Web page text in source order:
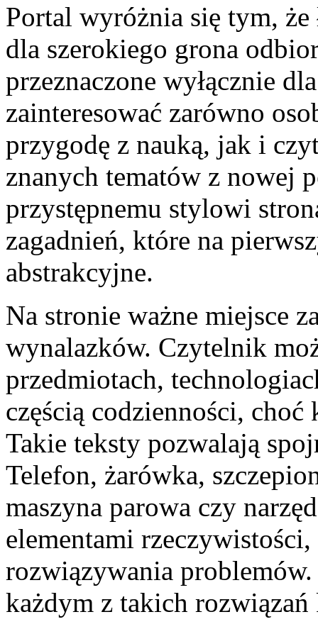
Portal wyróżnia się tym,
dla szerokiego grona
przeznaczone wyłącznie
zainteresować zarówno
przygodę z nauką, jak i
znanych tematów z nowej
przystępnemu stylowi
zagadnień, które na
abstrakcyjne.
Na stronie ważne miejsce
wynalazków. Czytelnik
przedmiotach,
częścią codzienności, choć
Takie teksty pozwalają
Telefon, żarówka,
maszyna parowa czy
elementami
rozwiązywania problemów.
każdym z takich rozwiązań